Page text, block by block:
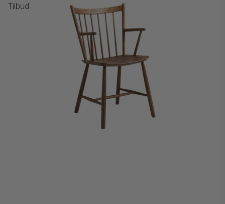
Tilbud